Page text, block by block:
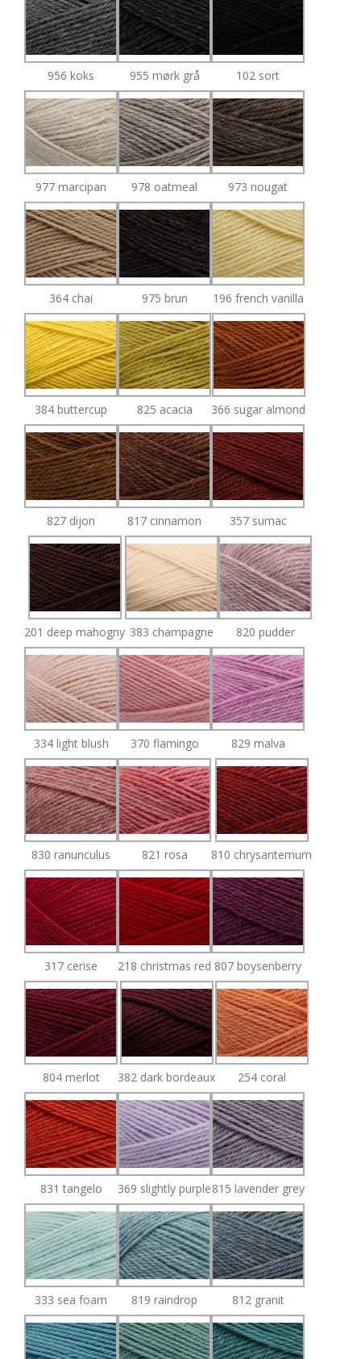
956 koks 955 mørk grå 102 sort
977 marcipan 978 oatmeal 973 nougat
364 chai 975 brun 196 french vanilla
384 buttercup 825 acacia 366 sugar almond
827 dijon 817 cinnamon 357 sumac
201 deep mahogny 383 champagne 820 pudder
334 light blush 370 flamingo 829 malva
830 ranunculus 821 rosa 810 chrysantemum
317 cerise 218 christmas red 807 boysenberry
804 merlot 382 dark bordeaux 254 coral
831 tangelo 369 slightly purple815 lavender grey
333 sea foam 819 raindrop 812 granit